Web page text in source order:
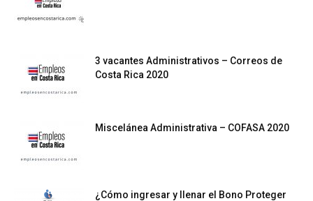
3 vacantes Administrativos – Correos de
Costa Rica 2020
Miscelánea Administrativa – COFASA 2020
¿Cómo ingresar y llenar el Bono Proteger